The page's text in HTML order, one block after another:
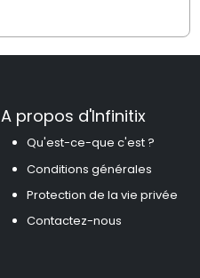
A propos d'Infinitix
Qu'est-ce-que c'est ?
Conditions générales
Protection de la vie privée
Contactez-nous